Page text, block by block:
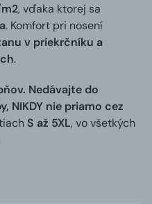
, vďaka ktorej sa
. Komfort pri nosení
v priekrčníku a
.
Nedávajte do
NIKDY nie priamo cez
S až 5XL, vo všetkých